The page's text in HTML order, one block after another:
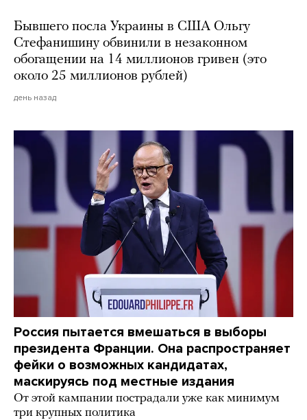
Бывшего посла Украины в США Ольгу
Стефанишину обвинили в незаконном
обогащении на 14 миллионов гривен (это
около 25 миллионов рублей)
день назад
Россия пытается вмешаться в выборы
президента Франции. Она распространяет
фейки о возможных кандидатах,
маскируясь под местные издания
От этой кампании пострадали уже как минимум
три крупных политика